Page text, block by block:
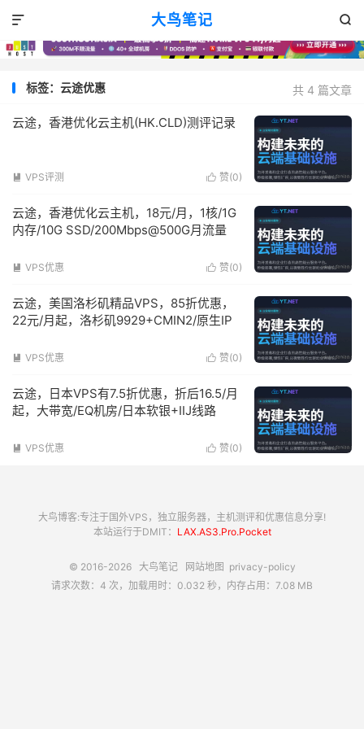
大鸟笔记 

共 4 篇文章
标签：云途优惠
云途，香港优化云主机(HK.CLD)测评记录
 赞(0)
 VPS评测
云途，香港优化云主机，18元/月，1核/1G
内存/10G SSD/200Mbps@500G月流量
 赞(0)
 VPS优惠
云途，美国洛杉矶精品VPS，85折优惠，
22元/月起，洛杉矶9929+CMIN2/原生IP
 赞(0)
 VPS优惠
云途，日本VPS有7.5折优惠，折后16.5/月
起，大带宽/EQ机房/日本软银+IIJ线路
 赞(0)
 VPS优惠
大鸟博客:专注于国外VPS，独立服务器，主机测评和优惠信息分享!
本站运行于DMIT： LAX.AS3.Pro.Pocket
© 2016-2026 大鸟笔记 网站地图 privacy-policy
请求次数：4 次，加载用时：0.032 秒，内存占用：7.08 MB